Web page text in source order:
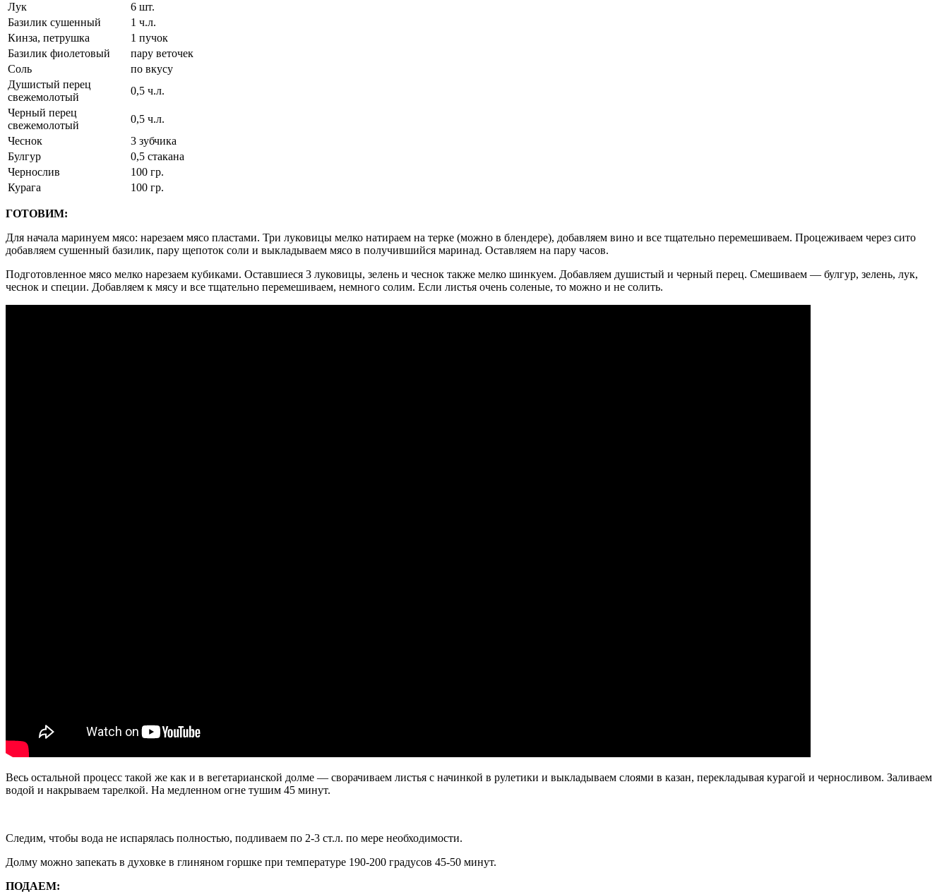
Лук
6 шт.
Базилик сушенный
1 ч.л.
Кинза, петрушка
1 пучок
Базилик фиолетовый
пару веточек
Соль
по вкусу
Душистый перец
свежемолотый
0,5 ч.л.
Черный перец
свежемолотый
0,5 ч.л.
Чеснок
3 зубчика
Булгур
0,5 стакана
Чернослив
100 гр.
Курага
100 гр.
ГОТОВИМ:
Для начала маринуем мясо: нарезаем мясо пластами. Три луковицы мелко натираем на терке (можно в блендере), добавляем вино и все тщательно перемешиваем. Процеживаем через сито
добавляем сушенный базилик, пару щепоток соли и выкладываем мясо в получившийся маринад. Оставляем на пару часов.
Подготовленное мясо мелко нарезаем кубиками. Оставшиеся 3 луковицы, зелень и чеснок также мелко шинкуем. Добавляем душистый и черный перец. Смешиваем — булгур, зелень, лук,
чеснок и специи. Добавляем к мясу и все тщательно перемешиваем, немного солим. Если листья очень соленые, то можно и не солить.
Весь остальной процесс такой же как и в вегетарианской долме — сворачиваем листья с начинкой в рулетики и выкладываем слоями в казан, перекладывая курагой и черносливом. Заливаем
водой и накрываем тарелкой. На медленном огне тушим 45 минут.
Следим, чтобы вода не испарялась полностью, подливаем по 2-3 ст.л. по мере необходимости.
Долму можно запекать в духовке в глиняном горшке при температуре 190-200 градусов 45-50 минут.
ПОДАЕМ: